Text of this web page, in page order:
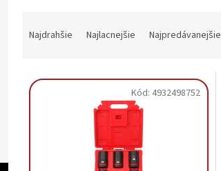
Najdrahšie Najlacnejšie Najpredávanejšie
Kód: 4932498752